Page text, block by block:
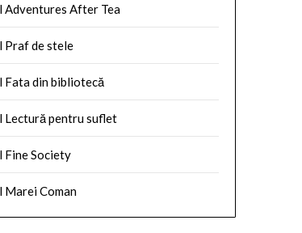
Adventures After Tea
Praf de stele
Fata din bibliotecă
Lectură pentru suflet
Fine Society
Marei Coman